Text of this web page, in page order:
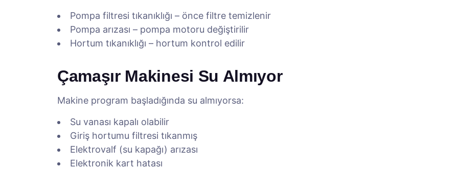
Pompa filtresi tıkanıklığı – önce filtre temizlenir
Pompa arızası – pompa motoru değiştirilir
Hortum tıkanıklığı – hortum kontrol edilir
Çamaşır Makinesi Su Almıyor
Makine program başladığında su almıyorsa:
Su vanası kapalı olabilir
Giriş hortumu filtresi tıkanmış
Elektrovalf (su kapağı) arızası
Elektronik kart hatası